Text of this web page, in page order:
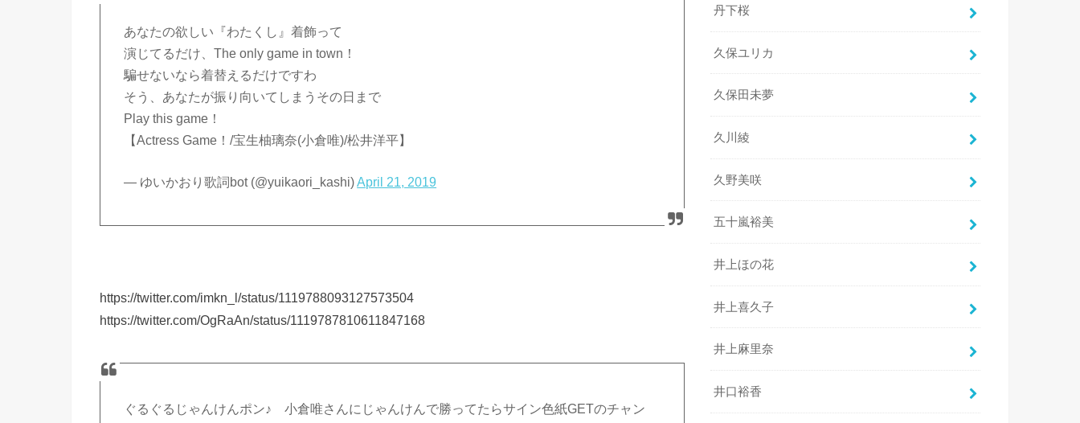
あなたの欲しい『わたくし』着飾って
演じてるだけ、The only game in town！
騙せないなら着替えるだけですわ
そう、あなたが振り向いてしまうその日まで
Play this game！
【Actress Game！/宝生柚璃奈(小倉唯)/松井洋平】
— ゆいかおり歌詞bot (@yuikaori_kashi)April 21, 2019
https://twitter.com/imkn_l/status/1119788093127573504
https://twitter.com/OgRaAn/status/1119787810611847168
ぐるぐるじゃんけんポン♪ 小倉唯さんにじゃんけんで勝ってたらサイン色紙GETのチャン
丹下桜
久保ユリカ
久保田未夢
久川綾
久野美咲
五十嵐裕美
井上ほの花
井上喜久子
井上麻里奈
井口裕香